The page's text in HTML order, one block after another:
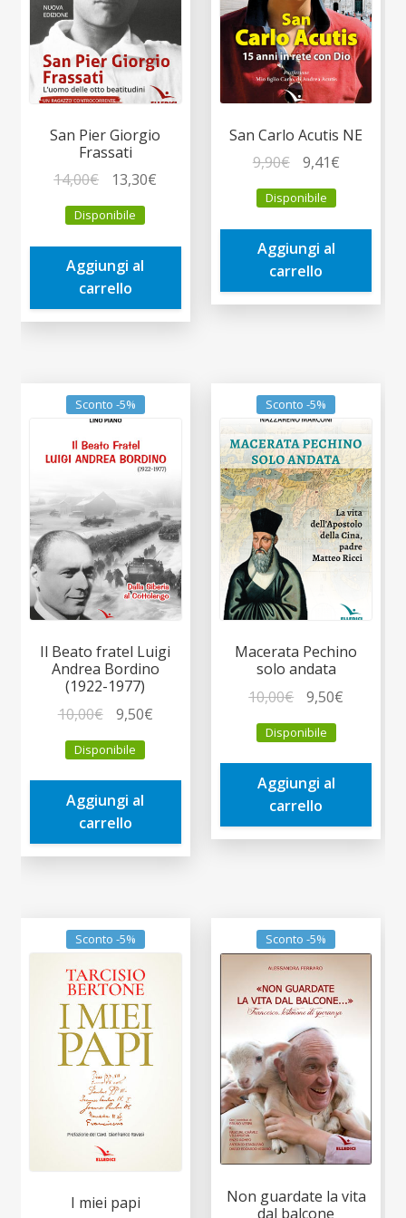
San Pier Giorgio
Frassati
14,00€
prezzo
originale
era:
14,00€.
13,30€
è:
Disponibile
Aggiungi al
carrello
San Carlo Acutis NE
9,90€
prezzo
originale
era:
9,90€.
9,41€Il
è:
Disponibile
Aggiungi al
carrello
Sconto -5%
Il Beato fratel Luigi
Andrea Bordino
(1922-1977)
10,00€
prezzo
originale
era:
10,00€.
9,50€Il
è:
Disponibile
Aggiungi al
carrello
Sconto -5%
Macerata Pechino
solo andata
10,00€
prezzo
originale
era:
10,00€.
9,50€
è:
Disponibile
Aggiungi al
carrello
Sconto -5%
I miei papi
Sconto -5%
Non guardate la vita
dal balcone